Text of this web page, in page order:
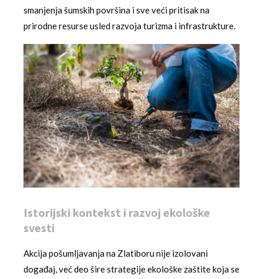
smanjenja šumskih površina i sve veći pritisak na
prirodne resurse usled razvoja turizma i infrastrukture.
Istorijski kontekst i razvoj ekološke
svesti
Akcija pošumljavanja na Zlatiboru nije izolovani
događaj, već deo šire strategije ekološke zaštite koja se